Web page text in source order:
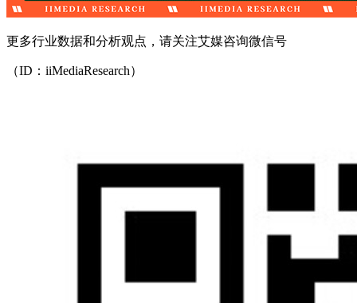
更多行业数据和分析观点，请关注艾媒咨询微信号
（ID：iiMediaResearch）